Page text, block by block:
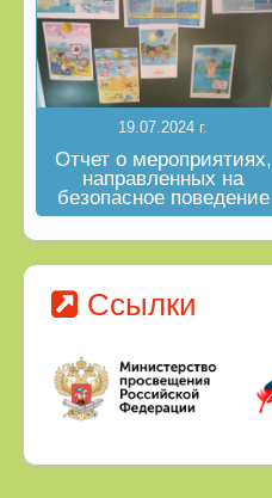
19.07.2024 г.
Отчет о мероприятиях,
направленных на
безопасное поведение
на водных объектах в
летний период
Ссылки